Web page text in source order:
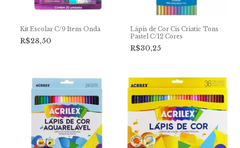
Kit Escolar C/9 Itens Onda
R$28,50
Lápis de Cor Cis Criatic Tons
Pastel C/12 Cores
R$30,25